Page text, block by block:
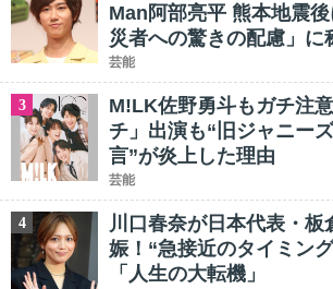
Man阿部亮平 熊本地震
災者への驚きの配慮」に
芸能
3
M!LK佐野勇斗もガチ注
チ」出演も“旧ジャニー
言”が炎上した理由
芸能
4
川口春奈が日本代表・板
娠！“急接近のタイミン
「人生の大転機」